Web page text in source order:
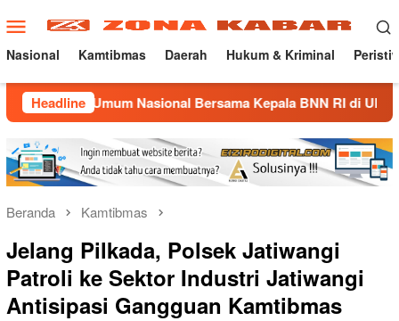
ke
konten
Menu
Mobile
Nasional Kamtibmas Daerah Hukum & Kriminal
Headline
Nasional Bersama Kepala BNN RI di UNMA
Beranda Kamtibmas
Jelang Pilkada, Polsek Jatiwangi
Patroli ke Sektor Industri Jatiwangi
Antisipasi Gangguan Kamtibmas